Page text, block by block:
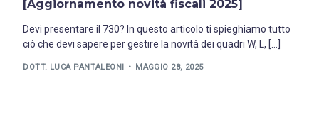
[Aggiornamento novità fiscali 2025]
Devi presentare il 730? In questo articolo ti spieghiamo tutto
ciò che devi sapere per gestire la novità dei quadri W, L, […]
DOTT. LUCA PANTALEONI MAGGIO 28, 2025